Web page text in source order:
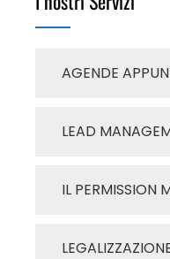
AGENDE
LEAD
IL PERMISSION